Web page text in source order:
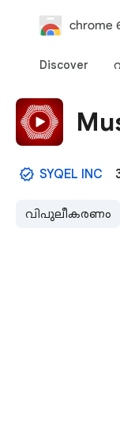
Discover
SYQEL INC
വിപുലീകരണം